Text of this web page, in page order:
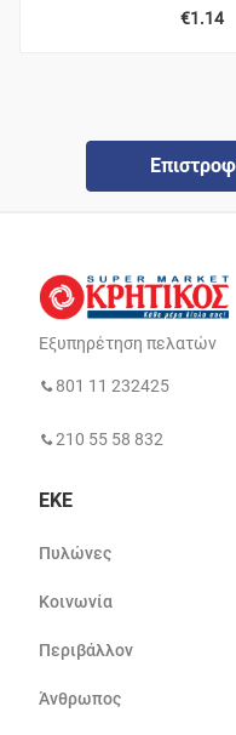
€1.14
Εξυπηρέτηση πελατών
801 11 232425
210 55 58 832
ΕΚΕ
Πυλώνες
Κοινωνία
Περιβάλλον
Άνθρωπος